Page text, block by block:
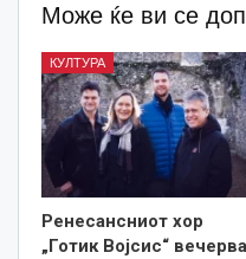
Може ќе ви се
КУЛТУРА
Ренесансниот хор
„Готик Војсис“ вечерва